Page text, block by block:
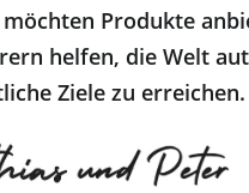
Produkte
helfen, die Welt
Ziele zu erreichen.